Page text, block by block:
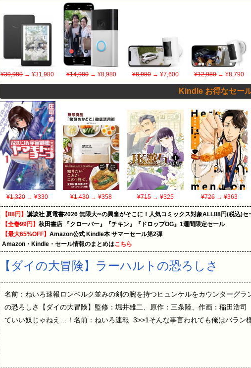
¥39,980 → ¥31,980 ¥14,980→ ¥8,980 ¥8,980→ ¥7,600 ¥12,980→ ¥8,790
Kindle お得なセー
¥1,320 → ¥330 ¥1,430→ ¥358 ¥715→ ¥325 ¥726→ ¥363
【88円】 講談社 夏電書2026 無限大∞の興奮がそこに！人気コミックス対象ALL88円(税込)セ
【全巻99円】 秋田書店 『クローバー』『チキン』『ドロップOG』1週間限定セール
【最大65%OFF】 Amazon公式 Kindle本 サマーセール第2弾
Amazon・Kindle・セール情報のまとめはこちら
【ダイの大冒険】ラーハルトの恐ろしさ
名前：ねいろ速報ロンベルク並みの剣の腕を持つヒュンケルをカウンターグ
の恐ろしさ【ダイの大冒険】監修：堀井雄二、原作：三条陸、作画：稲田浩
ていい奴じゃねえ…！名前：ねいろ速報 3>>1そんな事言われても俺はバラン